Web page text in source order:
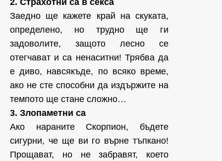
2. Страхотни са в секса
Заедно ще кажете край на скуката,
определено, но трудно ще ги
задоволите, защото лесно се
отегчават и са ненаситни! Трябва да
е диво, навсякъде, по всяко време,
ако не сте способни да издържите на
темпото ще стане сложно…
3. Злопаметни са
Ако нараните Скорпион, бъдете
сигурни, че ще ви го върне тъпкано!
Прощават, но не забравят, което